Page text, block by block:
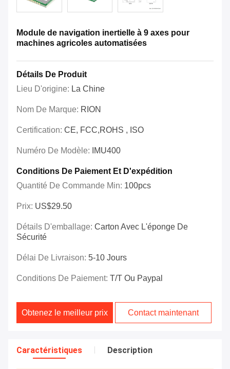
Module de navigation inertielle à 9 axes pour
machines agricoles automatisées
Détails De Produit
Lieu D'origine: La Chine
Nom De Marque: RION
Certification: CE, FCC,ROHS , ISO
Numéro De Modèle: IMU400
Conditions De Paiement Et D'expédition
Quantité De Commande Min: 100pcs
Prix: US$29.50
Détails D'emballage: Carton Avec L'éponge De
Sécurité
Délai De Livraison: 5-10 Jours
Conditions De Paiement: T/T Ou Paypal
Obtenez le meilleur prix Contact maintenant
Caractéristiques Description